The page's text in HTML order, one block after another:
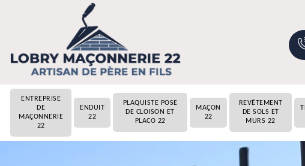
ENTREPRISE
DE
MAÇONNERIE
22
ENDUIT
22
PLAQUISTE POSE
DE CLOISON ET
PLACO 22
MAÇON
22
REVÊTEMENT
DE SOLS ET
MURS 22